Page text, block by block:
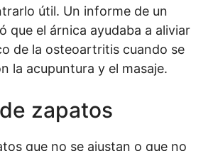
útil. Un informe de un
que el árnica ayudaba a aliviar
de la osteoartritis cuando se
la acupuntura y el masaje.
zapatos
que no se ajustan o que no